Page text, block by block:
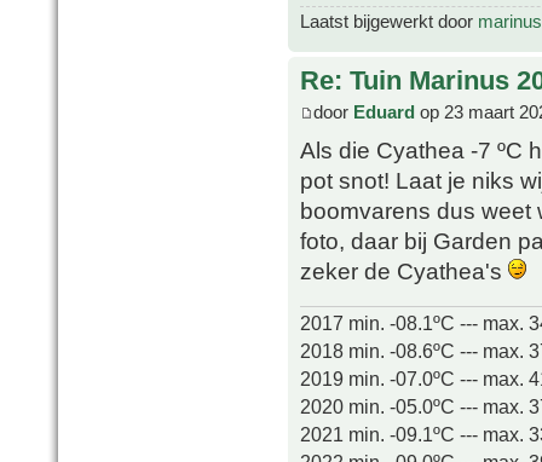
Laatst bijgewerkt door marinus
Re: Tuin Marinus
door Eduard op 23 maart
Als die Cyathea -7 ºC
pot snot! Laat je niks
boomvarens dus weet
foto, daar bij Garden
zeker de Cyathea's
2017 min. -08.1ºC --- max.
2018 min. -08.6ºC --- max.
2019 min. -07.0ºC --- max.
2020 min. -05.0ºC --- max.
2021 min. -09.1ºC --- max.